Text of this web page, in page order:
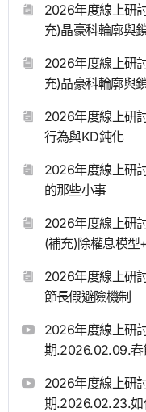
2026年度線上研
充)晶豪科輪廓與
2026年度線上研
充)晶豪科輪廓與
2026年度線上研
行為與KD鈍化
2026年度線上研
的那些小事
2026年度線上研
(補充)除權息模型
2026年度線上研
節長假避險機制
2026年度線上研
期.2026.02.09.春
2026年度線上研
期.2026.02.23.如